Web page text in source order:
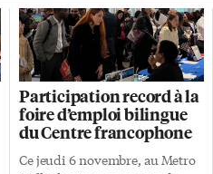
sa FrancoFest de trois jours,
autour de la St-Jean, mettant en
vedette plusieurs artistes de la
francophonie canadienne et
parfois de l’extérieur du pays.
Organisé par Réseau Ontario,
Contact ontarois est le marché
annuel des spectacles où des
diffuseurs, comme des centres
Participation record à la
foire d’emploi bilingue
du Centre francophone
Ce jeudi 6 novembre, au Metro